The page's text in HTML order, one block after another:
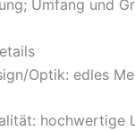
Umfang und
Optik: edles
hochwertige